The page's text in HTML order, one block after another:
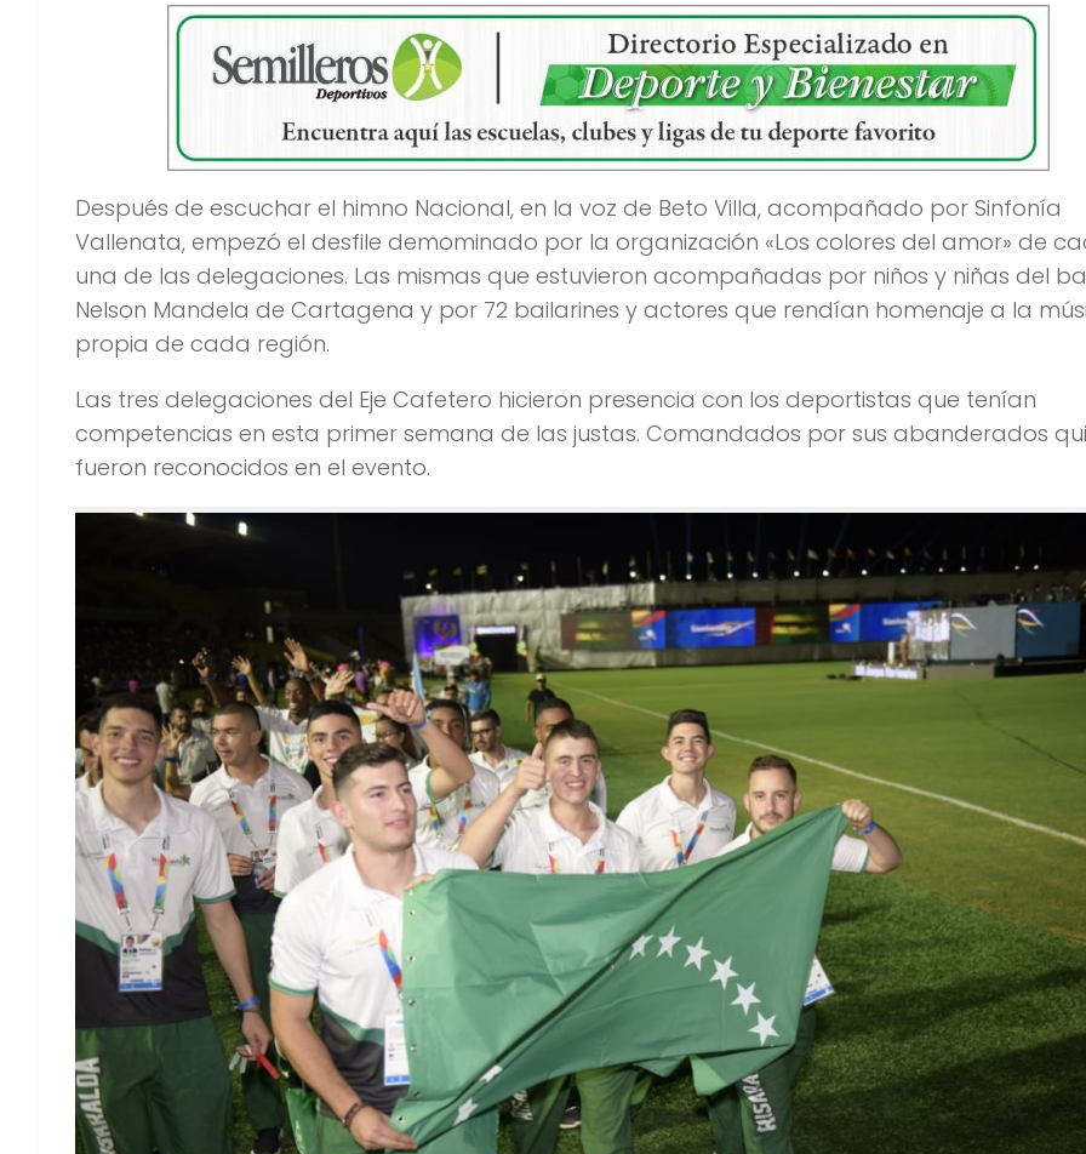
Después de escuchar el himno Nacional, en la voz de Beto Villa, acompañado por Sinfonía
Vallenata, empezó el desfile demominado por la organización «Los colores del amor» de
una de las delegaciones. Las mismas que estuvieron acompañadas por niños y niñas del
Nelson Mandela de Cartagena y por 72 bailarines y actores que rendían homenaje a la
propia de cada región.
Las tres delegaciones del Eje Cafetero hicieron presencia con los deportistas que tenían
competencias en esta primer semana de las justas. Comandados por sus abanderados
fueron reconocidos en el evento.